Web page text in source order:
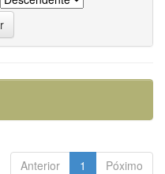
Anterior 1 Póximo